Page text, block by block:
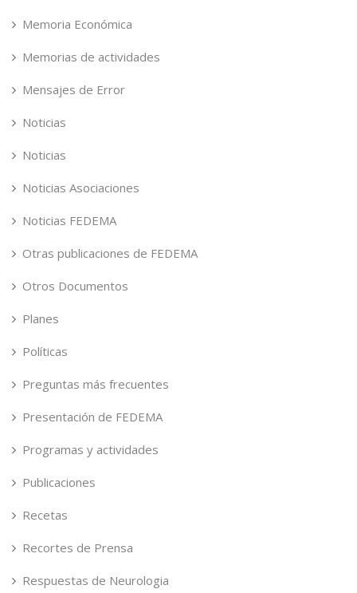
Memoria Económica
Memorias de actividades
Mensajes de Error
Noticias
Noticias
Noticias Asociaciones
Noticias FEDEMA
Otras publicaciones de FEDEMA
Otros Documentos
Planes
Políticas
Preguntas más frecuentes
Presentación de FEDEMA
Programas y actividades
Publicaciones
Recetas
Recortes de Prensa
Respuestas de Neurologia